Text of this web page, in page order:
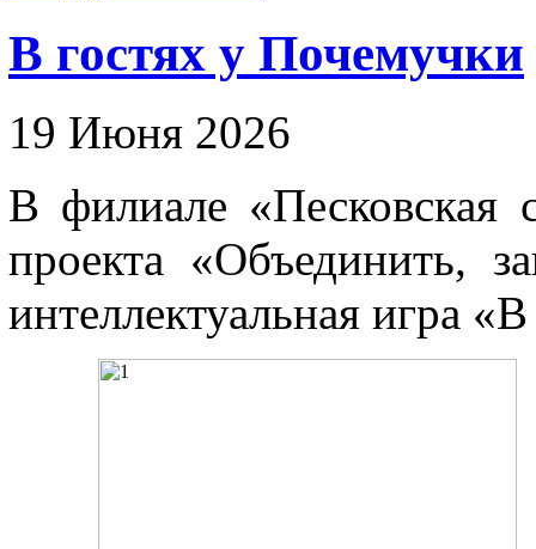
В гостях у Почемучки
19 Июня 2026
В филиале «Песковская
проекта «Объединить,
интеллектуальная игра